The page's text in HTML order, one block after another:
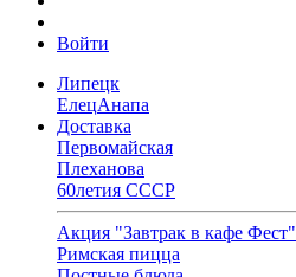
Войти
Липецк
ЕлецАнапа
Доставка
Первомайская
Плеханова
60летия СССР
Акция "Завтрак в кафе Фест"
Римская пицца